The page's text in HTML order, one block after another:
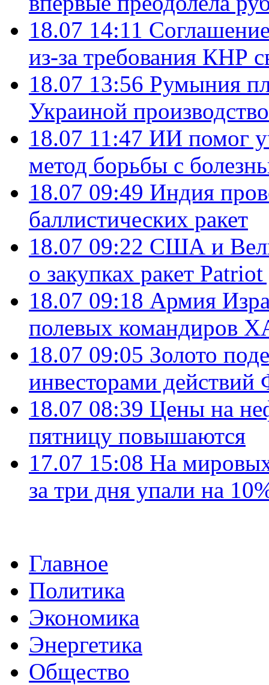
18.07 14:11
из-за требования КНР
18.07 13:56 Румыния
Украиной
18.07 11:47 ИИ помог
метод борьбы с
18.07 09:49 Индия
баллистических ракет
18.07 09:22 США и
о закупках ракет
18.07 09:18 Армия
полевых командиров
18.07 09:05 Золото
инвесторами
18.07 08:39 Цены на
пятницу повышаются
17.07 15:08 На
за три дня упали на
Главное
Политика
Экономика
Энергетика
Общество